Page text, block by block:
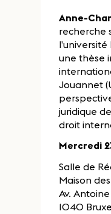
Anne-
recherche
une thèse
Jouannet
juridique
droit
Mercredi
Salle de
Maison
Av.
1040